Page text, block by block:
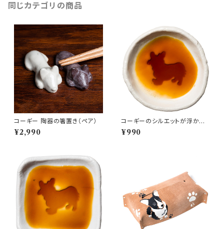
同じカテゴリの商品
コーギー 陶器の箸置き（ペア）
¥2,990
コーギーのシルエットが浮かぶ
お醤油小皿（丸）
¥990